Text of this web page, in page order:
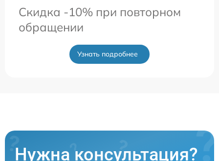
Скидка -10% при повторном
обращении
Узнать подробнее
Нужна консультация?